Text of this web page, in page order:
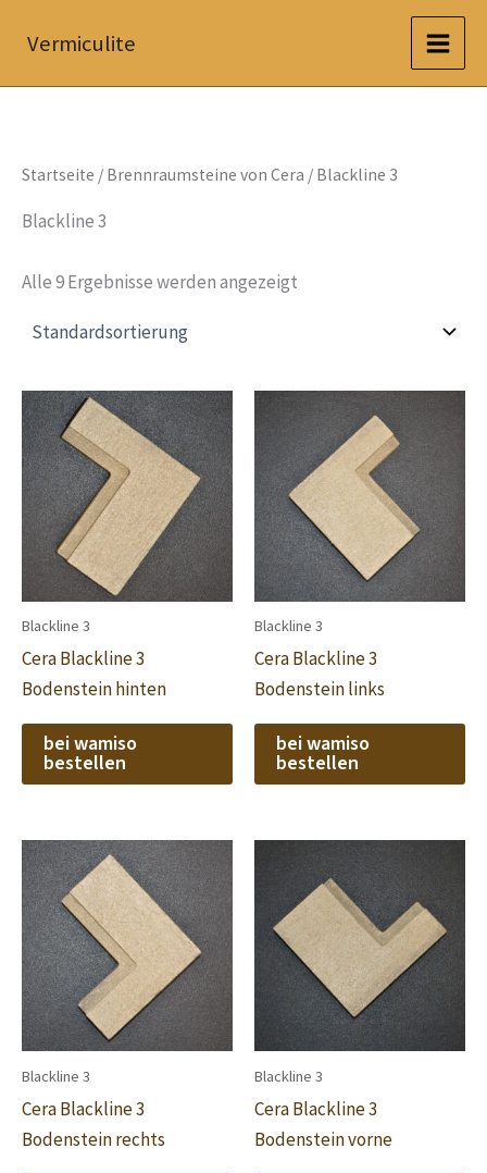
InhaltVermiculite
Startseite / Brennraumsteine von Cera / Blackline 3
Blackline 3
Alle 9 Ergebnisse werden angezeigt
Blackline 3
Cera Blackline 3
Bodenstein hinten
bei wamiso
bestellen
Blackline 3
Cera Blackline 3
Bodenstein links
bei wamiso
bestellen
Blackline 3
Cera Blackline 3
Bodenstein rechts
Blackline 3
Cera Blackline 3
Bodenstein vorne